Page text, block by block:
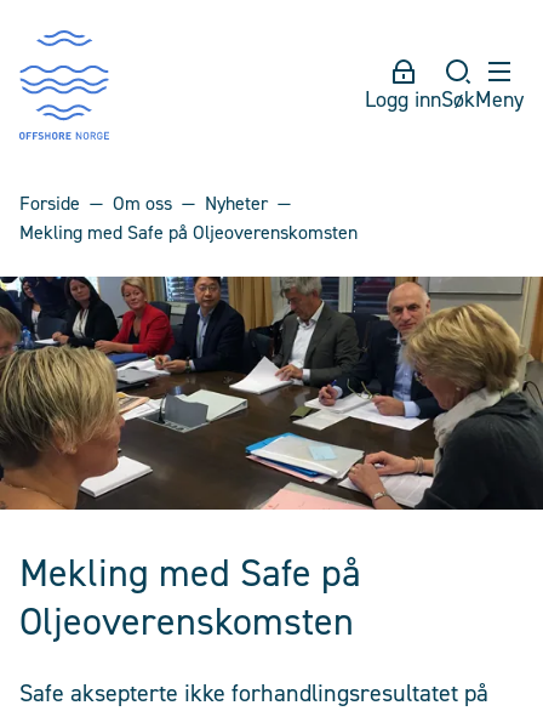
Logg innSøkMeny
Forside Om oss
Nyheter
Mekling med Safe på Oljeoverenskomsten
Mekling med Safe på
Oljeoverenskomsten
Safe aksepterte ikke forhandlingsresultatet på